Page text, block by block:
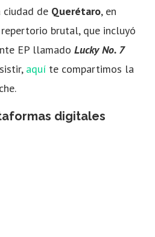
de Querétaro, en
brutal, que incluyó
EP llamado Lucky No. 7
aquí te compartimos la
digitales